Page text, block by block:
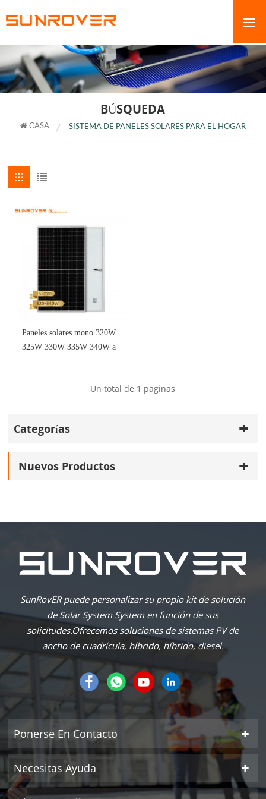
BÚSQUEDA
CASA SISTEMA DE PANELES SOLARES PARA EL HOGAR
Paneles solares mono 320W
325W 330W 335W 340W a
Un total de 1 paginas
Categorías
Nuevos Productos
SunRovER puede personalizar su propio kit de solución
de Solar System System en función de sus
solicitudes.Ofrecemos soluciones de sistemas PV de
ancho de cuadrícula, híbrido, híbrido, diesel.
Ponerse En Contacto
Necesitas Ayuda